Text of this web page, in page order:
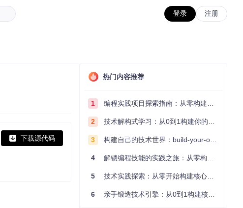
登录 注册
下载源代码
热门内容推荐
1 编程实践项目探索指南：从零构建技术能力体系
2 技术解构式学习：从0到1构建你的编程知识体系
3 构建自己的技术世界：build-your-own-x项目的实践探索指南
4 解锁编程技能的实践之旅：从零构建你的技术世界
5 技术实践探索：从零开始构建核心系统的实践指南
6 亲手锻造技术引擎：从0到1构建核心系统的实践指南